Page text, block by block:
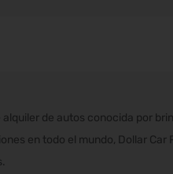
de autos conocida por
en todo el mundo, Dollar